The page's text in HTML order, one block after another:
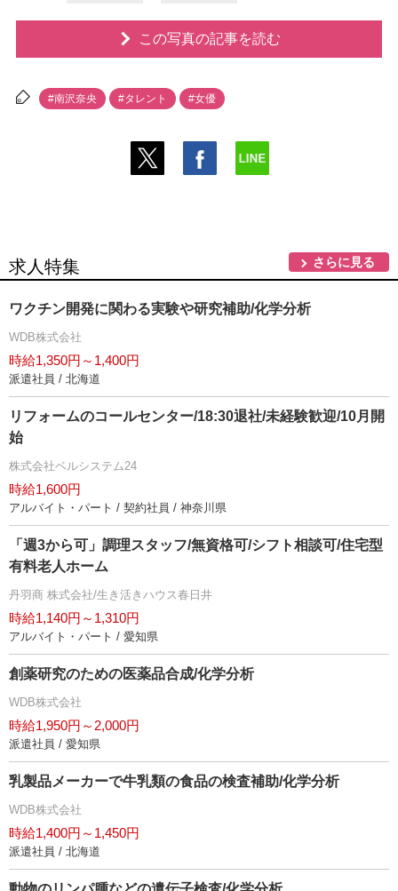
この写真の記事を読む
#南沢奈央 #タレント #女優
求人特集 さらに見る
ワクチン開発に関わる実験や研究補助/化学分析
WDB株式会社
時給1,350円～1,400円
派遣社員 / 北海道
リフォームのコールセンター/18:30退社/未経験歓迎/10月開
始
株式会社ベルシステム24
時給1,600円
アルバイト・パート / 契約社員 / 神奈川県
「週3から可」調理スタッフ/無資格可/シフト相談可/住宅型
有料老人ホーム
丹羽商 株式会社/生き活きハウス春日井
時給1,140円～1,310円
アルバイト・パート / 愛知県
創薬研究のための医薬品合成/化学分析
WDB株式会社
時給1,950円～2,000円
派遣社員 / 愛知県
乳製品メーカーで牛乳類の食品の検査補助/化学分析
WDB株式会社
時給1,400円～1,450円
派遣社員 / 北海道